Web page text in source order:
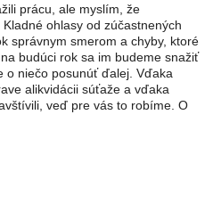
prácu, ale myslím, že
ohlasy od zúčastnených
správnym smerom a chyby, ktoré
budúci rok sa im budeme snažiť
o niečo posunúť ďalej. Vďaka
alikvidácii súťaže a vďaka
veď pre vás to robíme. O